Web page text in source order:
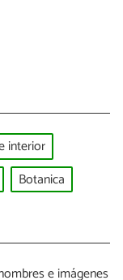
interior
Botanica
e imágenes